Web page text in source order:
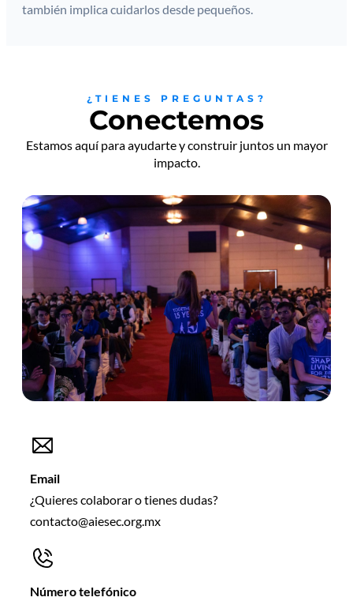
también implica cuidarlos desde pequeños.
¿TIENES PREGUNTAS?
Conectemos
Estamos aquí para ayudarte y construir juntos un mayor
impacto.
Email
¿Quieres colaborar o tienes dudas?
contacto@aiesec.org.mx
Número telefónico